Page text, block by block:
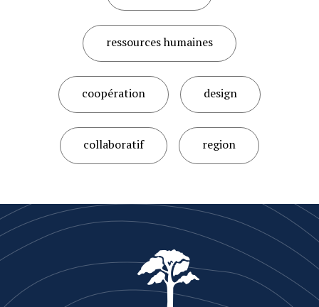
ressources humaines
coopération design
collaboratif region